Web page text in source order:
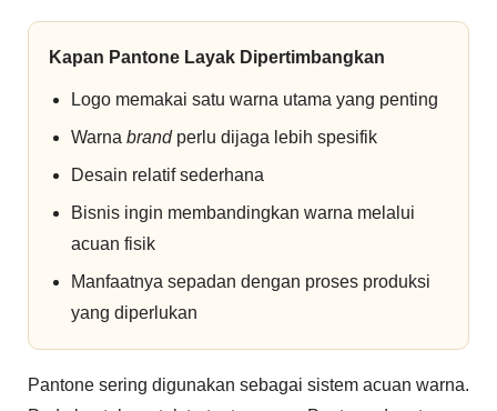
Kapan Pantone Layak Dipertimbangkan
Logo memakai satu warna utama yang penting
Warna brandperlu dijaga lebih spesifik
Desain relatif sederhana
Bisnis ingin membandingkan warna melalui
acuan fisik
Manfaatnya sepadan dengan proses produksi
yang diperlukan
Pantone sering digunakan sebagai sistem acuan warna.